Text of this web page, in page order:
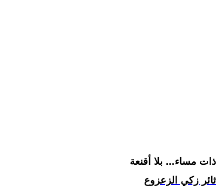
ذات مساء... بلا أقنعة
ثائر زكي الزعزوع